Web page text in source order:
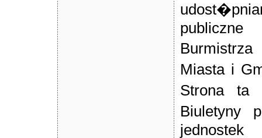
Miasta i
Strona ta
Biuletyny
jednostek